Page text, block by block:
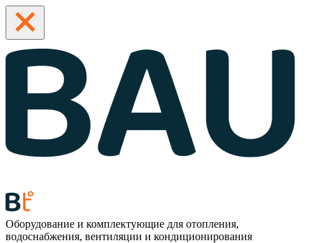
Оборудование и комплектующие для отопления,
водоснабжения, вентиляции и кондиционирования